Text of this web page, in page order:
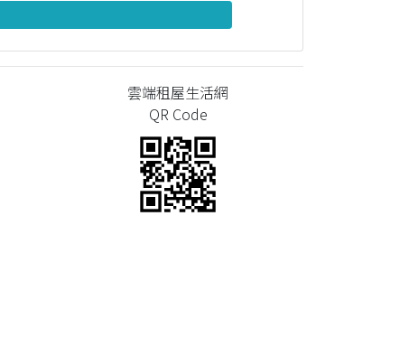
雲端租屋生活網
QR Code